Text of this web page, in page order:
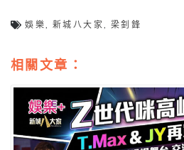
娛樂,新城八大家, 梁釗鋒
相關文章：